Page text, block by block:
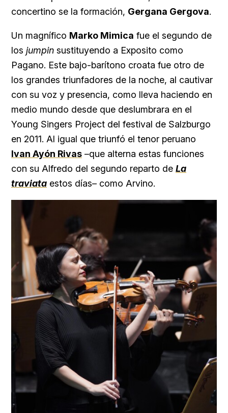
concertino se la formación, Gergana Gergova.
Un magnífico Marko Mimica fue el segundo de
los jumpin sustituyendo a Exposito como
Pagano. Este bajo-barítono croata fue otro de
los grandes triunfadores de la noche, al cautivar
con su voz y presencia, como lleva haciendo en
medio mundo desde que deslumbrara en el
Young Singers Project del festival de Salzburgo
en 2011. Al igual que triunfó el tenor peruano
Ivan Ayón Rivas –que alterna estas funciones
con su Alfredo del segundo reparto de La
traviata estos días– como Arvino.